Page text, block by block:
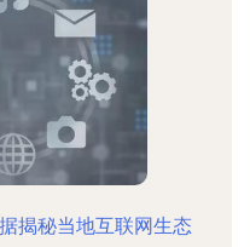
揭秘当地互联网生态